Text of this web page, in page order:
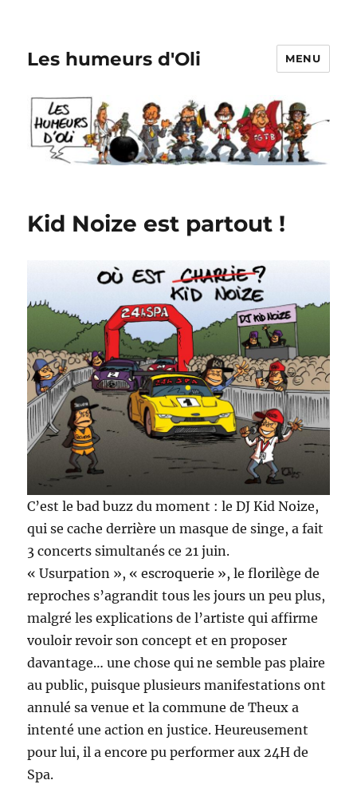
Les humeurs d'Oli MENU
Kid Noize est partout !
C’est le bad buzz du moment : le DJ Kid Noize,
qui se cache derrière un masque de singe, a fait
3 concerts simultanés ce 21 juin.
« Usurpation », « escroquerie », le florilège de
reproches s’agrandit tous les jours un peu plus,
malgré les explications de l’artiste qui affirme
vouloir revoir son concept et en proposer
davantage… une chose qui ne semble pas plaire
au public, puisque plusieurs manifestations ont
annulé sa venue et la commune de Theux a
intenté une action en justice. Heureusement
pour lui, il a encore pu performer aux 24H de
Spa.